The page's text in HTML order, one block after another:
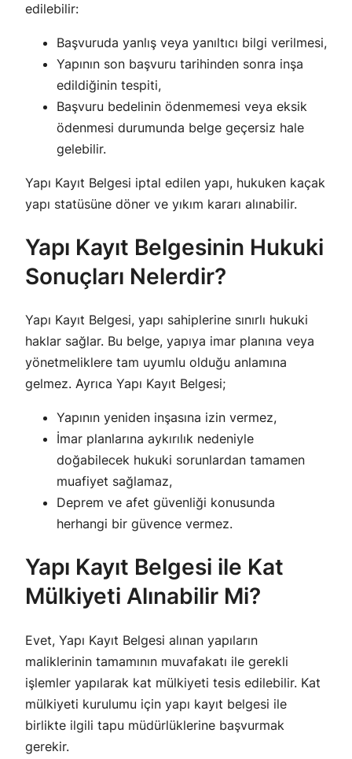
edilebilir:
Başvuruda yanlış veya yanıltıcı bilgi verilmesi,
Yapının son başvuru tarihinden sonra inşa
edildiğinin tespiti,
Başvuru bedelinin ödenmemesi veya eksik
ödenmesi durumunda belge geçersiz hale
gelebilir.
Yapı Kayıt Belgesi iptal edilen yapı, hukuken kaçak
yapı statüsüne döner ve yıkım kararı alınabilir.
Yapı Kayıt Belgesinin Hukuki
Sonuçları Nelerdir?
Yapı Kayıt Belgesi, yapı sahiplerine sınırlı hukuki
haklar sağlar. Bu belge, yapıya imar planına veya
yönetmeliklere tam uyumlu olduğu anlamına
gelmez. Ayrıca Yapı Kayıt Belgesi;
Yapının yeniden inşasına izin vermez,
İmar planlarına aykırılık nedeniyle
doğabilecek hukuki sorunlardan tamamen
muafiyet sağlamaz,
Deprem ve afet güvenliği konusunda
herhangi bir güvence vermez.
Yapı Kayıt Belgesi ile Kat
Mülkiyeti Alınabilir Mi?
Evet, Yapı Kayıt Belgesi alınan yapıların
maliklerinin tamamının muvafakatı ile gerekli
işlemler yapılarak kat mülkiyeti tesis edilebilir. Kat
mülkiyeti kurulumu için yapı kayıt belgesi ile
birlikte ilgili tapu müdürlüklerine başvurmak
gerekir.